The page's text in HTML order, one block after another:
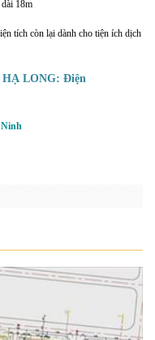
18m
tích còn lại dành cho tiện ích dịch
HẠ LONG: Điện
Ninh